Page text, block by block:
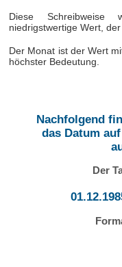
Diese
niedrigstwertige Wert,
Der Monat ist der Wert
höchster Bedeutung.
Nachfolgend
das Datum
Der